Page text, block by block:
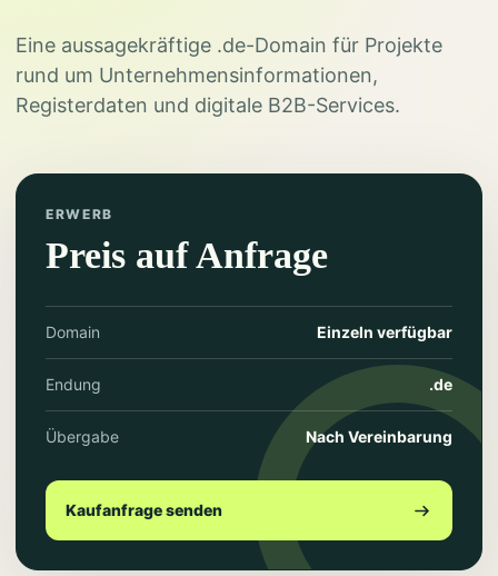
Eine aussagekräftige .de-Domain für Projekte
rund um Unternehmensinformationen,
Registerdaten und digitale B2B-Services.
ERWERB
Preis auf Anfrage
Domain Einzeln verfügbar
Endung .de
Übergabe Nach Vereinbarung
Kaufanfrage senden